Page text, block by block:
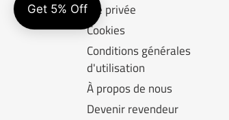
Vie privée
Cookies
Conditions générales
d'utilisation
À propos de nous
Devenir revendeur